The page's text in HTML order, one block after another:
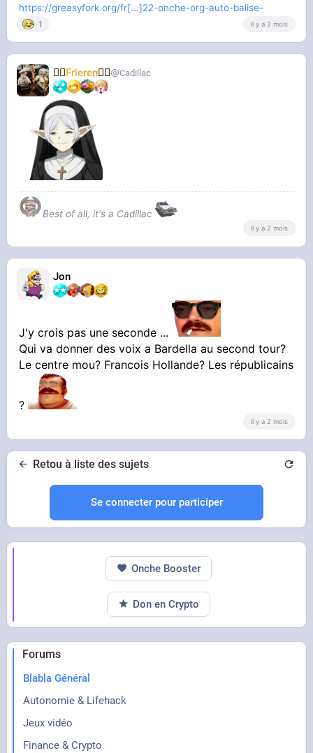
https://greasyfork.org/fr[...]22-onche-org-auto-balise-
1 il y a 2 mois
🧝‍♀️Frieren🧝‍♀️ Cadillac
Best of all, it's a Cadillac
il y a 2 mois
Jon
J'y crois pas une seconde ...
Qui va donner des voix a Bardella au second tour?
Le centre mou? Francois Hollande? Les républicains
?
il y a 2 mois
Retou à liste des sujets
Se connecter pour participer
Forums
Blabla Général
Autonomie & Lifehack
Jeux vidéo
Finance & Crypto
Onche Booster
Don en Crypto